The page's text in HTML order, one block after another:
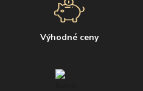
Výhodné ceny